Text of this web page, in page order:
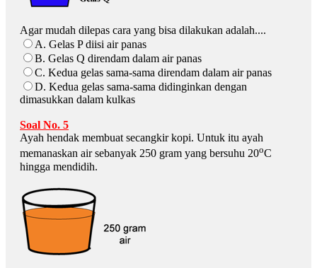
Agar mudah dilepas cara yang bisa dilakukan adalah....
A. Gelas P diisi air panas
B. Gelas Q direndam dalam air panas
C. Kedua gelas sama-sama direndam dalam air panas
D. Kedua gelas sama-sama didinginkan dengan
dimasukkan dalam kulkas
Soal No. 5
Ayah hendak membuat secangkir kopi. Untuk itu ayah
memanaskan air sebanyak 250 gram yang bersuhu 20oC
hingga mendidih.